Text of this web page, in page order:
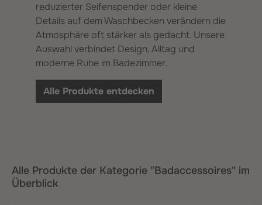
reduzierter Seifenspender oder kleine
Details auf dem Waschbecken verändern die
Atmosphäre oft stärker als gedacht. Unsere
Auswahl verbindet Design, Alltag und
moderne Ruhe im Badezimmer.
Alle Produkte entdecken
Alle Produkte der Kategorie "Badaccessoires" im
Überblick